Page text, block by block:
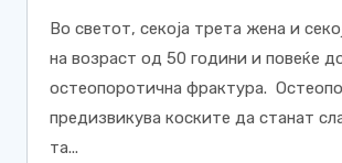
Во светот, секоја трета жена и
на возраст од 50 години и повеќе
остеопоротична фрактура.
предизвикува коските да станат
та...